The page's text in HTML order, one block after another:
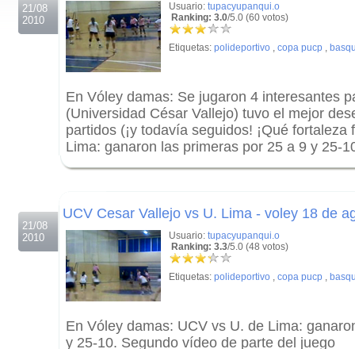
21/08
2010
Usuario: tupacyupanqui.o
Ranking: 3.0/5.0 (60 votos)
Etiquetas: polideportivo , copa pucp ,
En Vóley damas: Se jugaron 4 interesantes
(Universidad César Vallejo) tuvo el mejor
partidos (¡y todavía seguidos! ¡Qué
Lima: ganaron las primeras por 25 a 9 y 25-
21/08
2010
UCV Cesar Vallejo vs U. Lima - voley 18 de
Usuario: tupacyupanqui.o
Ranking: 3.3/5.0 (48 votos)
Etiquetas: polideportivo , copa pucp ,
En Vóley damas: UCV vs U. de Lima:
y 25-10. Segundo vídeo de parte del juego